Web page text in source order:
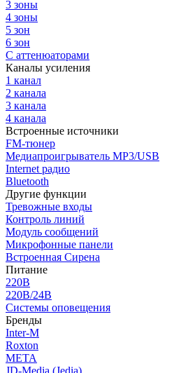
3 зоны
4 зоны
5 зон
6 зон
С аттенюаторами
Каналы усиления
1 канал
2 канала
3 канала
4 канала
Встроенные источники
FM-тюнер
Медиапроигрыватель MP3/USB
Internet радио
Bluetooth
Другие функции
Тревожные входы
Контроль линий
Модуль сообщений
Микрофонные панели
Встроенная Сирена
Питание
220В
220В/24В
Системы оповещения
Бренды
Inter-M
Roxton
МЕТА
JD-Media (Jedia)